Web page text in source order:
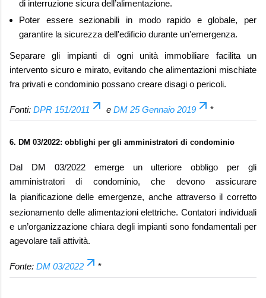
di interruzione sicura dell’alimentazione.
Poter essere sezionabili in modo rapido e globale, per
garantire la sicurezza dell'edificio durante un'emergenza.
Separare gli impianti di ogni unità immobiliare facilita un
intervento sicuro e mirato, evitando che alimentazioni mischiate
fra privati e condominio possano creare disagi o pericoli.
Fonti: DPR 151/2011 e DM 25 Gennaio 2019 *
6. DM 03/2022: obblighi per gli amministratori di condominio
Dal DM 03/2022 emerge un ulteriore obbligo per gli
amministratori di condominio, che devono assicurare
la pianificazione delle emergenze, anche attraverso il corretto
sezionamento delle alimentazioni elettriche. Contatori individuali
e un’organizzazione chiara degli impianti sono fondamentali per
agevolare tali attività.
Fonte: DM 03/2022 *